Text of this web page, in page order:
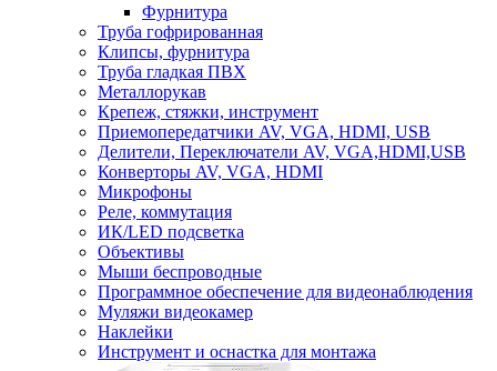
Фурнитура
Труба гофрированная
Клипсы, фурнитура
Труба гладкая ПВХ
Металлорукав
Крепеж, стяжки, инструмент
Приемопередатчики AV, VGA, HDMI, USB
Делители, Переключатели AV, VGA,HDMI,USB
Конверторы AV, VGA, HDMI
Микрофоны
Реле, коммутация
ИК/LED подсветка
Объективы
Мыши беспроводные
Программное обеспечение для видеонаблюдения
Муляжи видеокамер
Наклейки
Инструмент и оснастка для монтажа